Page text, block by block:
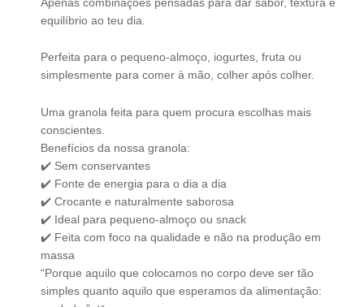
equilíbrio ao teu dia.
Perfeita para o pequeno-almoço, iogurtes, fruta ou
simplesmente para comer à mão, colher após colher.
Uma granola feita para quem procura escolhas mais
conscientes.
Benefícios da nossa granola:
✔️ Sem conservantes
✔️ Fonte de energia para o dia a dia
✔️ Crocante e naturalmente saborosa
✔️ Ideal para pequeno-almoço ou snack
✔️ Feita com foco na qualidade e não na produção em
massa
“Porque aquilo que colocamos no corpo deve ser tão
simples quanto aquilo que esperamos da alimentação: